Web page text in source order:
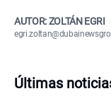
AUTOR: ZOLTÁN EGRI
Últimas